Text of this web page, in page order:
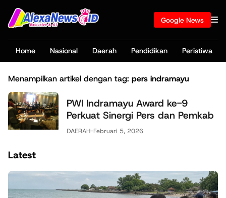
Google News
Home Nasional Daerah Pendidikan Peristiwa
Menampilkan artikel dengan tag: pers indramayu
PWI Indramayu Award ke-9
Perkuat Sinergi Pers dan Pemkab
DAERAH-Februari 5, 2026
Latest